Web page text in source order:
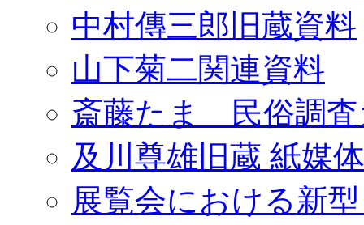
中村傳三郎旧蔵資料
山下菊二関連資料
斎藤たま 民俗調査
及川尊雄旧蔵 紙媒
展覧会における新